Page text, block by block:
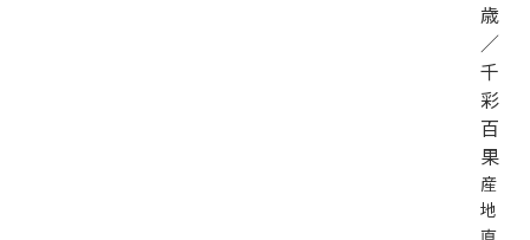
歳
／
千
彩
百
果
産
地
直